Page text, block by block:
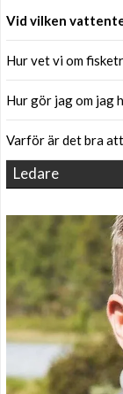
Vid vilken
Hur vet vi om
Hur gör jag om jag
Varför är det bra
Ledare